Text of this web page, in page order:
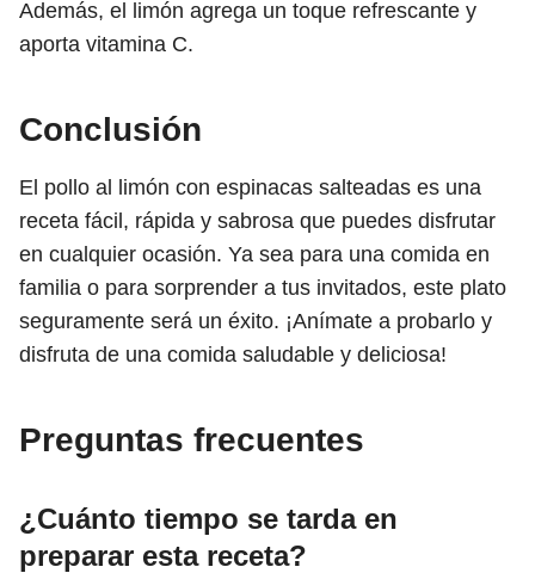
Además, el limón agrega un toque refrescante y
aporta vitamina C.
Conclusión
El pollo al limón con espinacas salteadas es una
receta fácil, rápida y sabrosa que puedes disfrutar
en cualquier ocasión. Ya sea para una comida en
familia o para sorprender a tus invitados, este plato
seguramente será un éxito. ¡Anímate a probarlo y
disfruta de una comida saludable y deliciosa!
Preguntas frecuentes
¿Cuánto tiempo se tarda en
preparar esta receta?